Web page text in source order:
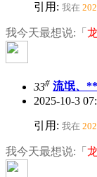
引用: 我在
我今天最想说:「
33# 流氓、
2025-10-3
引用: 我在
我今天最想说:「